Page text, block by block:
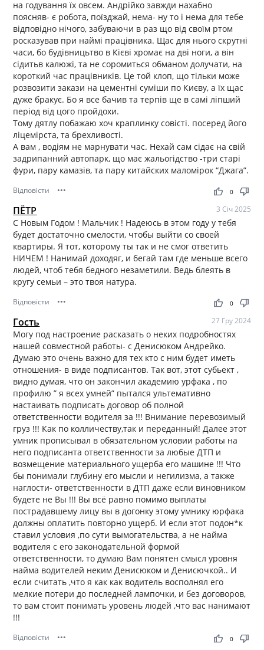
на годування їх овсем. Андрійко завжди нахабно
поясняв- є робота, поїзджай, нема- ну то і нема для тебе
відповідно нічого, забуваючи в раз що від своїм ртом
росказував при наймі працівника. Щас для нього скрутні
часи, бо будівницьтво в Кієві хромає на дві ноги, а він
сідитьв калюжі, та не соромиться обманом долучати, на
короткий час працівників. Це той клоп, що тільки може
розвозити закази на цементні суміши по Києву, а їх щас
дуже бракує. Бо я все бачив та терпів ще в самі ліпший
період від цого пройдохи.
Тому дятлу побажаю хоч краплинку совісті. посеред його
ліцемірста, та брехливості.
А вам , водіям не марнувати час. Нехай сам сідає на свій
задрипанний автопарк, що має жальогідство -три старі
фури, пару камазів, та пару китайских маломірок “Джага”.
Відповісти ••• thumb_up thumb_down
0
ПЁТР 3 Січ 2025
С Новым Годом ! Мальчик ! Надеюсь в этом году у тебя
будет достаточно смелости, чтобы выйти со своей
квартиры. Я тот, которому ты так и не смог ответить
НИЧЕМ ! Нанимай доходяг, и бегай там где меньше всего
людей, чтоб тебя бедного незаметили. Ведь блеять в
кругу семьи – это твоя натура.
Відповісти ••• thumb_up thumb_down
0
Гость 27 Гру 2024
Могу под настроение расказать о неких подробностях
нашей совместной работы- с Денисюком Андрейко.
Думаю это очень важно для тех кто с ним будет иметь
отношения- в виде подписантов. Так вот, этот субьект ,
видно думая, что он закончил академию урфака , по
профилю ” я всех умней” пытался ультемативно
настаивать подписать договор об полной
ответственности водителя за !!! Внимание перевозимый
груз !!! Как по колличеству,так и переданный! Далее этот
умник прописывал в обязательном условии работы на
него подписанта ответственности за любые ДТП и
возмещение материального ущерба его машине !!! Что
бы понимали глубину его мысли и негилизма, а также
наглости- ответственности в ДТП даже если виновником
будете не Вы !!! Вы всё равно помимо выплаты
пострадавшему лицу вы в догонку этому умнику юрфака
должны оплатить повторно ущерб. И если этот подон*к
ставил условия ,по сути вымогательства, а не найма
водителя с его законодательной формой
ответственности, то думаю Вам понятен смысл уровня
найма водителей неким Денисюком и Денисючкой.. И
если считать ,что я как как водитель восполнял его
мелкие потери до последней лампочки, и без договоров,
то вам стоит понимать уровень людей ,что вас нанимают
!!!
Відповісти ••• thumb_up thumb_down
0